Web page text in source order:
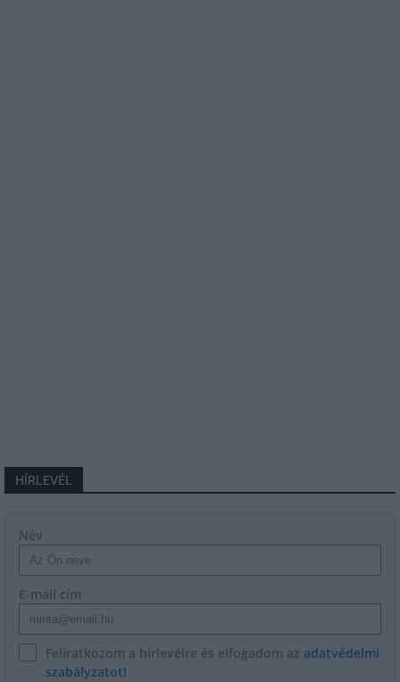
HÍRLEVÉL
Név
E-mail cím
Feliratkozom a hírlevélre és elfogadom az adatvédelmi
szabályzatot!